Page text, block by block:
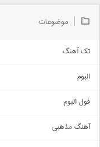
موضوعات
تک آهنگ
اجتماعی
حماسی
البوم
فول البوم
آهنگ مذهبی